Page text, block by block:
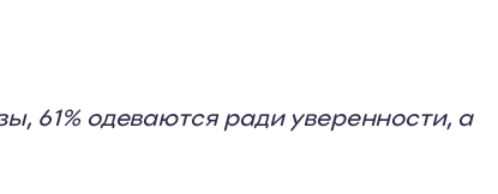
61% одеваются ради уверенности, а